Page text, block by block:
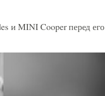
и MINI Cooper перед его